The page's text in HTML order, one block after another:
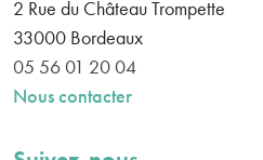
2 Rue du Château Trompette
33000 Bordeaux
05 56 01 20 04
Nous contacter